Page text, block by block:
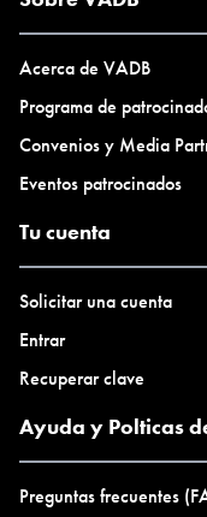
Acerca de VADB
Programa de
Convenios y Media
Eventos patrocinados
Tu cuenta
Solicitar una cuenta
Entrar
Recuperar clave
Ayuda y Polticas
Preguntas frecuentes